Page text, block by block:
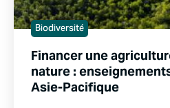
Biodiversité
Financer une
nature :
Asie-Pacifique